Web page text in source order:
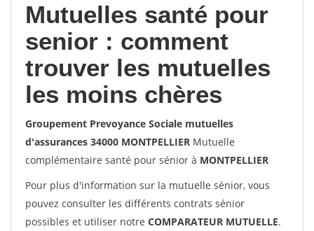
Mutuelles santé pour
senior : comment
trouver les mutuelles
les moins chères
Groupement Prevoyance Sociale mutuelles
d'assurances 34000 MONTPELLIER Mutuelle
complémentaire santé pour sénior à MONTPELLIER
Pour plus d'information sur la mutuelle sénior, vous
pouvez consulter les différents contrats sénior
possibles et utiliser notre COMPARATEUR MUTUELLE.